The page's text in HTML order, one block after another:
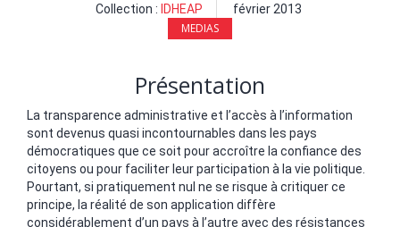
Collection : IDHEAP février 2013
MEDIAS
Présentation
La transparence administrative et l’accès à l’information
sont devenus quasi incontournables dans les pays
démocratiques que ce soit pour accroître la confiance des
citoyens ou pour faciliter leur participation à la vie politique.
Pourtant, si pratiquement nul ne se risque à critiquer ce
principe, la réalité de son application diffère
considérablement d’un pays à l’autre avec des résistances